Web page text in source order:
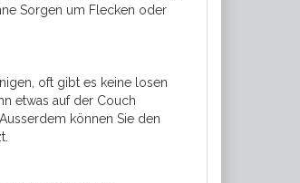
Sorgen um Flecken oder
oft gibt es keine losen
etwas auf der Couch
können Sie den